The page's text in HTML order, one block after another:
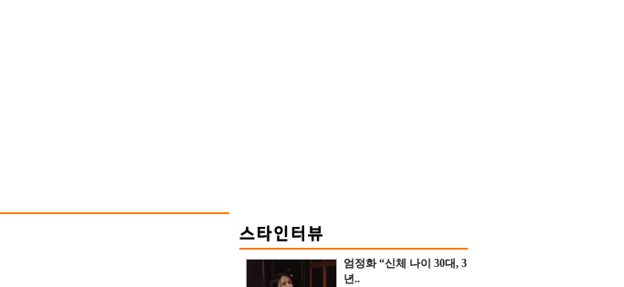
엄정화 “신체 나이 30대, 3
년..